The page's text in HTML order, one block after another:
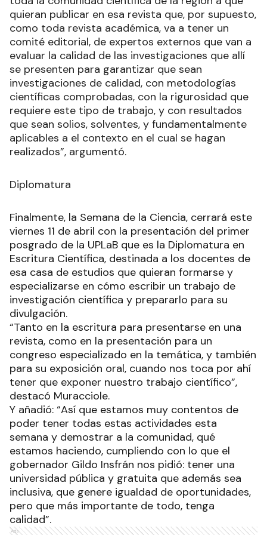
quieran publicar en esa revista que, por supuesto,
como toda revista académica, va a tener un
comité editorial, de expertos externos que van a
evaluar la calidad de las investigaciones que allí
se presenten para garantizar que sean
investigaciones de calidad, con metodologías
científicas comprobadas, con la rigurosidad que
requiere este tipo de trabajo, y con resultados
que sean solios, solventes, y fundamentalmente
aplicables a el contexto en el cual se hagan
realizados”, argumentó.
Diplomatura
Finalmente, la Semana de la Ciencia, cerrará este
viernes 11 de abril con la presentación del primer
posgrado de la UPLaB que es la Diplomatura en
Escritura Científica, destinada a los docentes de
esa casa de estudios que quieran formarse y
especializarse en cómo escribir un trabajo de
investigación científica y prepararlo para su
divulgación.
“Tanto en la escritura para presentarse en una
revista, como en la presentación para un
congreso especializado en la temática, y también
para su exposición oral, cuando nos toca por ahí
tener que exponer nuestro trabajo científico”,
destacó Muracciole.
Y añadió: “Así que estamos muy contentos de
poder tener todas estas actividades esta
semana y demostrar a la comunidad, qué
estamos haciendo, cumpliendo con lo que el
gobernador Gildo Insfrán nos pidió: tener una
universidad pública y gratuita que además sea
inclusiva, que genere igualdad de oportunidades,
pero que más importante de todo, tenga
calidad”.
Ads